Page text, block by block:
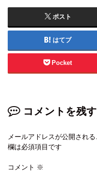
ポスト
はてブ
Pocket
コメントを残す
メールアドレスが公開される
欄は必須項目です
コメント ※